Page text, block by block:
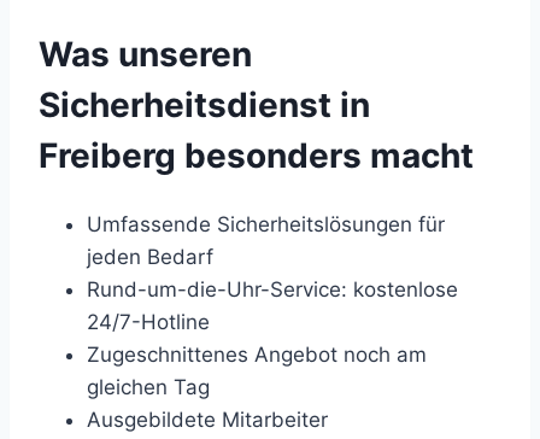
Was unseren
Sicherheitsdienst in
Freiberg besonders macht
Umfassende Sicherheitslösungen für
jeden Bedarf
Rund-um-die-Uhr-Service: kostenlose
24/7-Hotline
Zugeschnittenes Angebot noch am
gleichen Tag
Ausgebildete Mitarbeiter